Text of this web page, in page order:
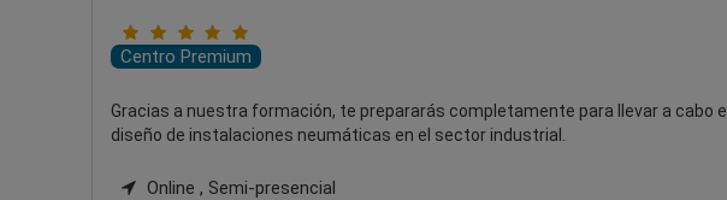
Centro Premium
Gracias a nuestra formación, te prepararás completamente para llevar a cabo el
diseño de instalaciones neumáticas en el sector industrial.
Online , Semi-presencial